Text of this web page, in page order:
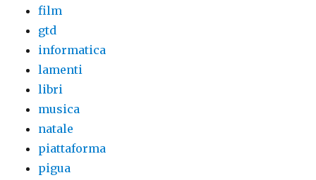
film
gtd
informatica
lamenti
libri
musica
natale
piattaforma
pigua